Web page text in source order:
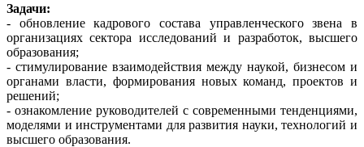
Задачи:
- обновление кадрового состава управленческого звена в
организациях сектора исследований и разработок, высшего
образования;
- стимулирование взаимодействия между наукой, бизнесом и
органами власти, формирования новых команд, проектов и
решений;
- ознакомление руководителей с современными тенденциями,
моделями и инструментами для развития науки, технологий и
высшего образования.